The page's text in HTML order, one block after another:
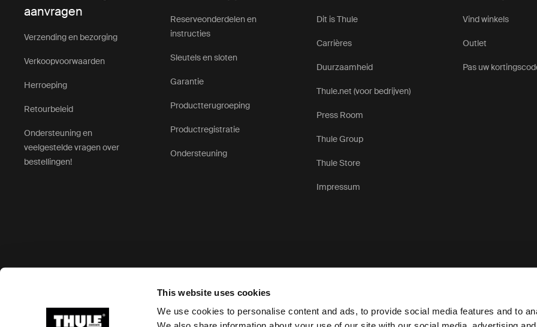
This website uses cookies
We use cookies to personalise content and ads, to provide social media features and to
aanvragen
Verzending en bezorging
Verkoopvoorwaarden
Herroeping
Retourbeleid
Ondersteuning en
veelgestelde vragen over
bestellingen!
Reserveonderdelen en
instructies
Sleutels en sloten
Garantie
Productterugroeping
Productregistratie
Ondersteuning
Dit is Thule
Carrières
Duurzaamheid
Thule.net (voor bedrijven)
Press Room
Thule Group
Thule Store
Impressum
Vind winkels
Outlet
Pas uw